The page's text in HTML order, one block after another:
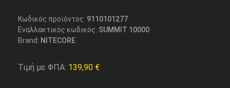
Κωδικός προϊόντος: 9110101277
Εναλλακτικός κωδικός: SUMMIT 10000
Brand: NITECORE
Τιμή με ΦΠΑ: 139,90 €